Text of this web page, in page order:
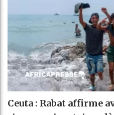
Ceuta : Rabat affirme